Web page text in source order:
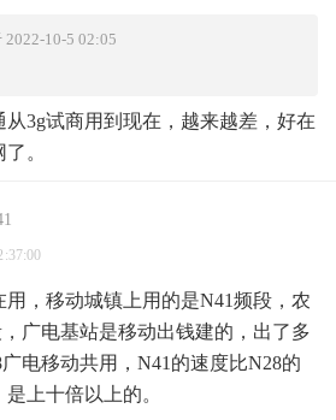
10-5 02:05
从3g试商用到现在，越来越差，好在
。
用，移动城镇上用的是N41频段，农
广电基站是移动出钱建的，出了多
电移动共用，N41的速度比N28的
上十倍以上的。